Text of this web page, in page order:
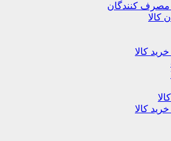
مصرف کنندگان
کالا
کالا
کالا